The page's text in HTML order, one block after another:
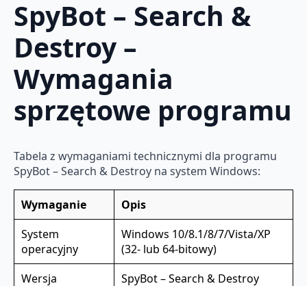
SpyBot – Search &
Destroy –
Wymagania
sprzętowe programu
Tabela z wymaganiami technicznymi dla programu
SpyBot – Search & Destroy na system Windows:
Wymaganie
Opis
System
operacyjny
Windows 10/8.1/8/7/Vista/XP
(32- lub 64-bitowy)
Wersja
SpyBot – Search & Destroy